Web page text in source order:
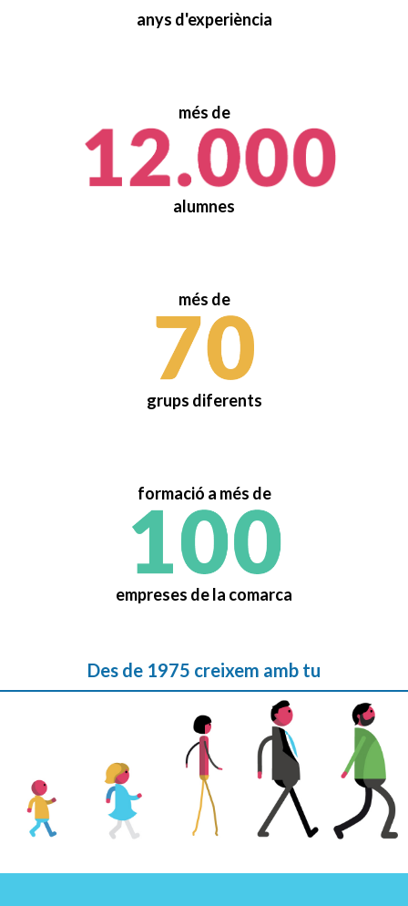
anys d'experiència
més de
alumnes
més de
grups diferents
formació a més de
empreses de la comarca
Des de 1975 creixem amb tu